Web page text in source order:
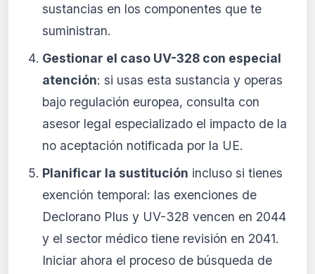
sustancias en los componentes que te
suministran.
Gestionar el caso UV-328 con especial
atención: si usas esta sustancia y operas
bajo regulación europea, consulta con
asesor legal especializado el impacto de la
no aceptación notificada por la UE.
Planificar la sustitución incluso si tienes
exención temporal: las exenciones de
Declorano Plus y UV-328 vencen en 2044
y el sector médico tiene revisión en 2041.
Iniciar ahora el proceso de búsqueda de